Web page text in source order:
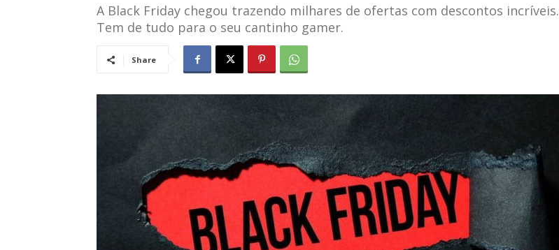
A Black Friday chegou trazendo milhares de ofertas com descontos incríveis.
Tem de tudo para o seu cantinho gamer.
Share